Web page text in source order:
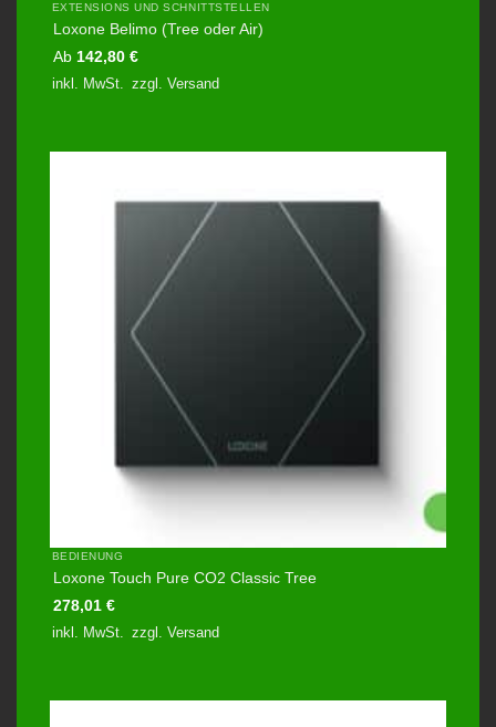
EXTENSIONS UND SCHNITTSTELLEN
Loxone Belimo (Tree oder Air)
Ab 142,80 €
inkl. MwSt. zzgl. Versand
BEDIENUNG
Loxone Touch Pure CO2 Classic Tree
278,01 €
inkl. MwSt.
zzgl. Versand